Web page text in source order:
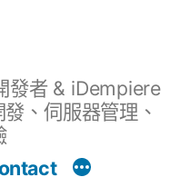
發者 & iDempiere
、伺服器管理、